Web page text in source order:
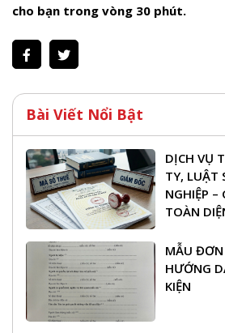
cho bạn trong vòng 30 phút.
Bài Viết Nổi Bật
DỊCH VỤ
TY, LUẬT
NGHIỆP –
TOÀN
MẪU ĐƠN
HƯỚNG
KIỆN